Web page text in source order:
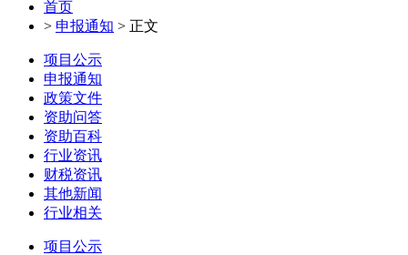
首页
> 申报通知 > 正文
项目公示
申报通知
政策文件
资助问答
资助百科
行业资讯
财税资讯
其他新闻
行业相关
项目公示